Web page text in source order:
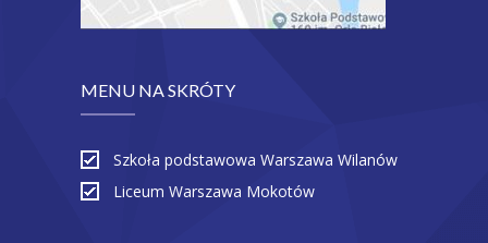
MENU NA SKRÓTY
Szkoła podstawowa Warszawa Wilanów
Liceum Warszawa Mokotów